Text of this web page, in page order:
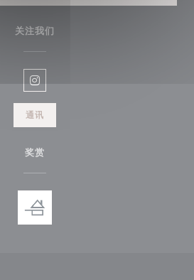
关注我们
Instagram ((在新窗口中打开))
通讯
奖赏